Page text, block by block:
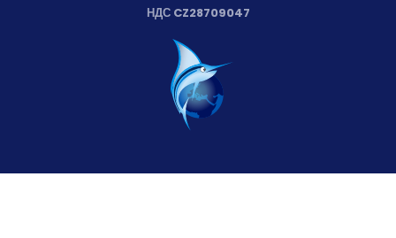
НДС CZ28709047